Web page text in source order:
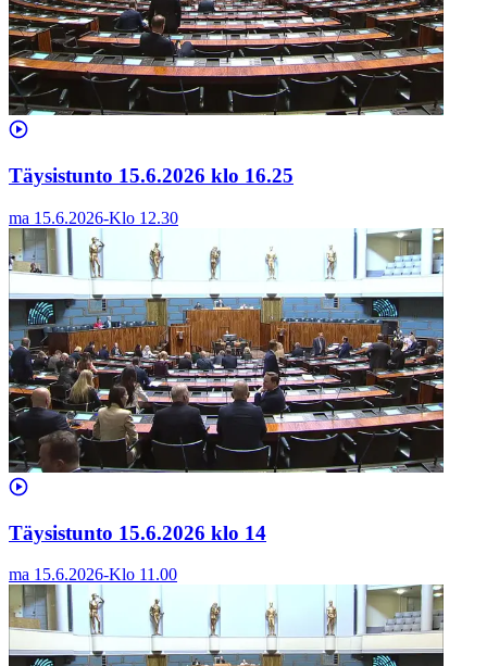
Täysistunto 15.6.2026 klo 16.25
ma 15.6.2026-Klo 12.30
Täysistunto 15.6.2026 klo 14
ma 15.6.2026-Klo 11.00